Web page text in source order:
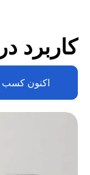
کاربرد
اکنون کسب